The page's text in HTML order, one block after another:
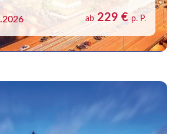
ab229 € p. P.